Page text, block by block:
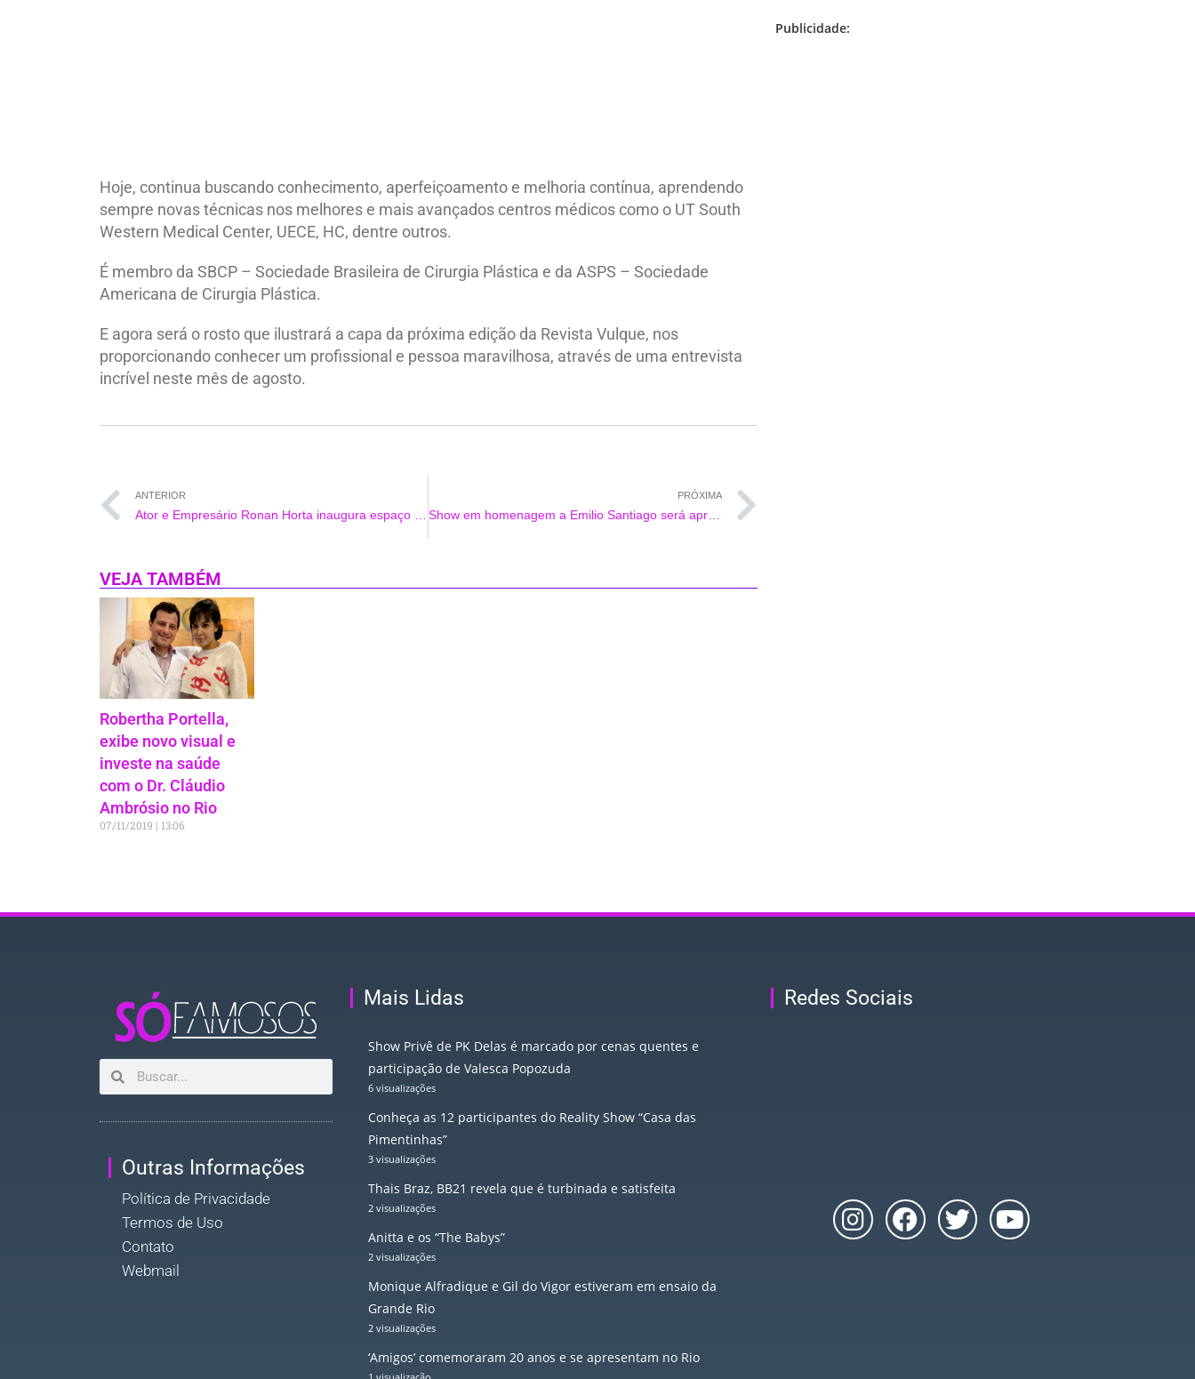
Hoje, continua buscando conhecimento, aperfeiçoamento e melhoria contínua, aprendendo
sempre novas técnicas nos melhores e mais avançados centros médicos como o UT South
Western Medical Center, UECE, HC, dentre outros.
É membro da SBCP – Sociedade Brasileira de Cirurgia Plástica e da ASPS – Sociedade
Americana de Cirurgia Plástica.
E agora será o rosto que ilustrará a capa da próxima edição da Revista Vulque, nos
proporcionando conhecer um profissional e pessoa maravilhosa, através de uma entrevista
incrível neste mês de agosto.
ANTERIOR PRÓXIMA
VEJA TAMBÉM
Robertha Portella,
exibe novo visual e
investe na saúde
com o Dr. Cláudio
Ambrósio no Rio
07/11/2019 13:06
Publicidade:
Outras Informações
Política de Privacidade
Termos de Uso
Contato
Webmail
Mais Lidas
Show Privê de PK Delas é marcado por cenas quentes e
participação de Valesca Popozuda
6 visualizações
Conheça as 12 participantes do Reality Show “Casa das
Pimentinhas”
3 visualizações
Thais Braz, BB21 revela que é turbinada e satisfeita
2 visualizações
Anitta e os “The Babys”
2 visualizações
Monique Alfradique e Gil do Vigor estiveram em ensaio da
Grande Rio
2 visualizações
‘Amigos’ comemoraram 20 anos e se apresentam no Rio
Redes Sociais